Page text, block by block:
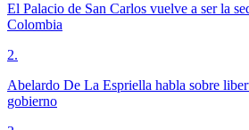
El Palacio de San Carlos vuelve a ser la
Colombia
2.
Abelardo De La Espriella habla sobre
gobierno